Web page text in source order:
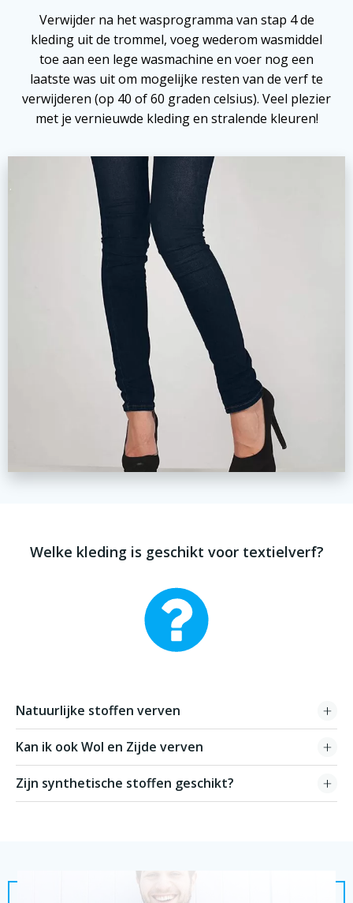
Verwijder na het wasprogramma van stap 4 de
kleding uit de trommel, voeg wederom wasmiddel
toe aan een lege wasmachine en voer nog een
laatste was uit om mogelijke resten van de verf te
verwijderen (op 40 of 60 graden celsius). Veel plezier
met je vernieuwde kleding en stralende kleuren!
Welke kleding is geschikt voor textielverf?
Natuurlijke stoffen verven
Kan ik ook Wol en Zijde verven
Zijn synthetische stoffen geschikt?